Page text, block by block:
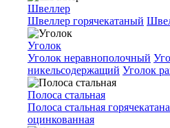
Швеллер
Швеллер горячекатаный
Уголок
Уголок неравнополочный
никельсодержащий Уголок
Полоса стальная
Полоса стальная
оцинкованная